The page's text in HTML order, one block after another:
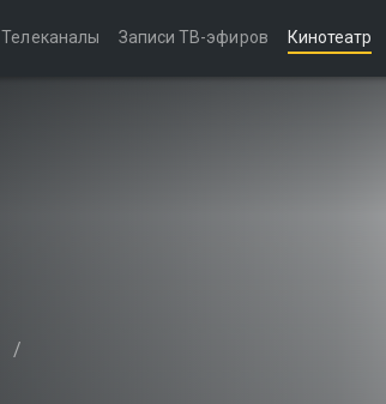
Телеканалы Записи ТВ-эфиров Кинотеатр
/